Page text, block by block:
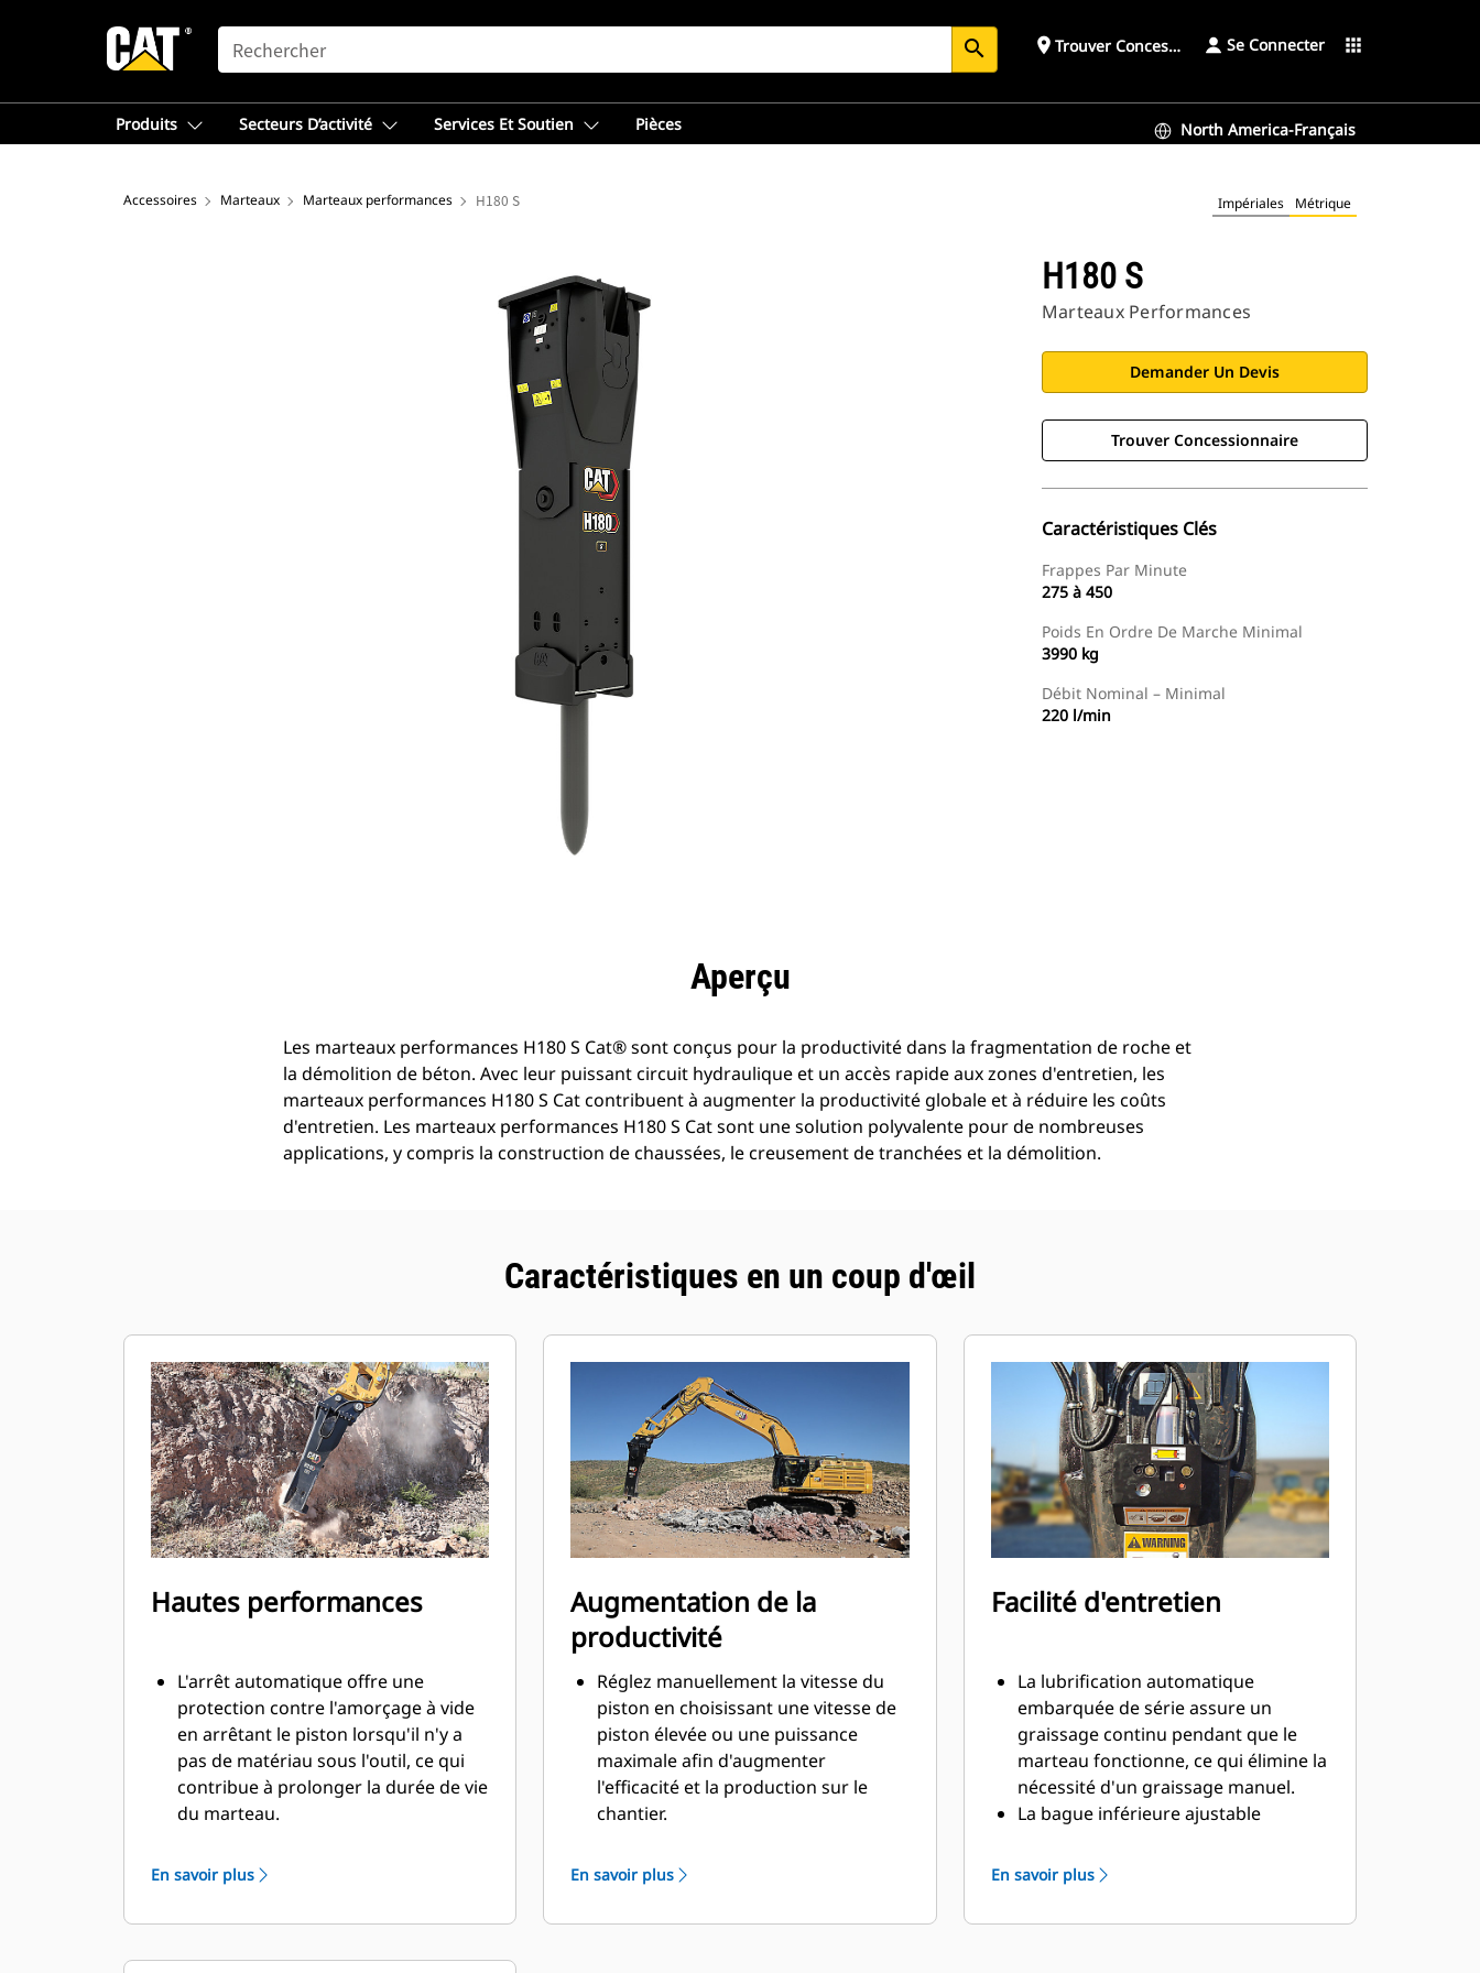
SEARCH search place Trouver ConcessionnaireSe Connecter apps
Produits Secteurs D’activité Services Et Soutien Pièces North America-Français
Accessoires Marteaux Marteaux performances H180 S Impériales Métrique
H180 S
Marteaux Performances
Demander Un Devis
Trouver Concessionnaire
Caractéristiques Clés
Frappes Par Minute
275 à 450
Poids En Ordre De Marche Minimal
3990 kg
Débit Nominal – Minimal
220 l/min
Aperçu
Les marteaux performances H180 S Cat® sont conçus pour la productivité dans la fragmentation de roche et
la démolition de béton. Avec leur puissant circuit hydraulique et un accès rapide aux zones d'entretien, les
marteaux performances H180 S Cat contribuent à augmenter la productivité globale et à réduire les coûts
d'entretien. Les marteaux performances H180 S Cat sont une solution polyvalente pour de nombreuses
applications, y compris la construction de chaussées, le creusement de tranchées et la démolition.
Caractéristiques en un coup d'œil
Hautes performances
L'arrêt automatique offre une
protection contre l'amorçage à vide
en arrêtant le piston lorsqu'il n'y a
pas de matériau sous l'outil, ce qui
contribue à prolonger la durée de vie
du marteau.
de réduire les vibrations de la
machine et d'augmenter la
suppression du bruit.
En savoir plus
Augmentation de la
productivité
Réglez manuellement la vitesse du
piston en choisissant une vitesse de
piston élevée ou une puissance
maximale afin d'augmenter
l'efficacité et la production sur le
chantier.
huile fournit une puissance
maximale à chaque frappe et moins
de perte de chaleur.
En savoir plus
Facilité d'entretien
La lubrification automatique
embarquée de série assure un
graissage continu pendant que le
marteau fonctionne, ce qui élimine la
nécessité d'un graissage manuel.
La bague inférieure ajustable
coulissant permet un remplacement
facile sur le terrain, ce qui permet de
réduire le temps d'entretien et à
En savoir plus